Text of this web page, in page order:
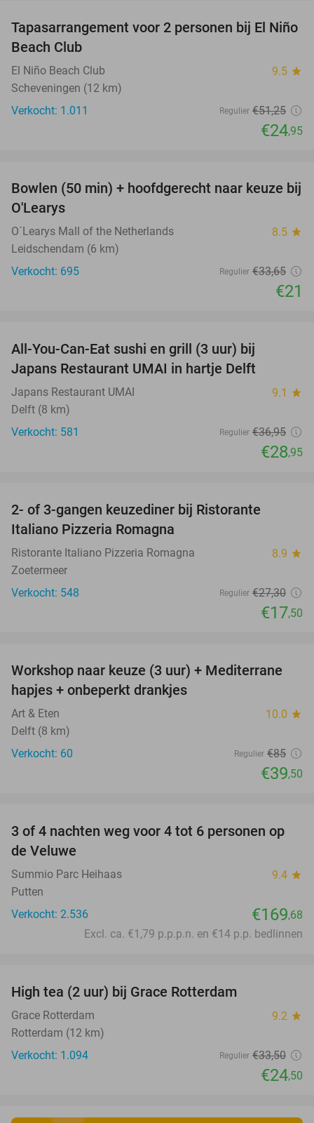
51%
Tapasarrangement voor 2 personen bij El Niño
Beach Club
El Niño Beach Club 9.5 star
Scheveningen (12 km)
Verkocht: 1.011
Regulier €51,25
€24,95
38%
Bowlen (50 min) + hoofdgerecht naar keuze bij
O'Learys
O´Learys Mall of the Netherlands 8.5 star
Leidschendam (6 km)
Verkocht: 695
Regulier €33,65
€21
All-You-Can-Eat sushi en grill (3 uur) bij
Japans Restaurant UMAI in hartje Delft
Japans Restaurant UMAI 9.1 star
Delft (8 km)
Verkocht: 581
Regulier €36,95
€28,95
2- of 3-gangen keuzediner bij Ristorante
Italiano Pizzeria Romagna
Ristorante Italiano Pizzeria Romagna 8.9 star
Zoetermeer
Verkocht: 548
Regulier €27,30
€17,50
54%
Workshop naar keuze (3 uur) + Mediterrane
hapjes + onbeperkt drankjes
Art & Eten 10.0 star
Delft (8 km)
Verkocht: 60
Regulier €85
€39,50
3 of 4 nachten weg voor 4 tot 6 personen op
de Veluwe
Summio Parc Heihaas 9.4 star
Putten
Verkocht: 2.536
€169,68
Excl. ca. €1,79 p.p.p.n. en €14 p.p. bedlinnen
High tea (2 uur) bij Grace Rotterdam
Grace Rotterdam 9.2 star
Rotterdam (12 km)
Verkocht: 1.094
Regulier €33,50
€24,50